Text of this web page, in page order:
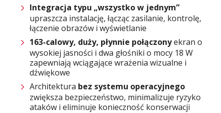
Integracja typu „wszystko w jednym”
upraszcza instalację, łącząc zasilanie, kontrolę,
łączenie obrazów i wyświetlanie
163-calowy, duży, płynnie połączonyekran o
wysokiej jasności i dwa głośniki o mocy 18 W
zapewniają wciągające wrażenia wizualne i
dźwiękowe
Architektura bez systemu operacyjnego
zwiększa bezpieczeństwo, minimalizuje ryzyko
ataków i eliminuje konieczność konserwacji